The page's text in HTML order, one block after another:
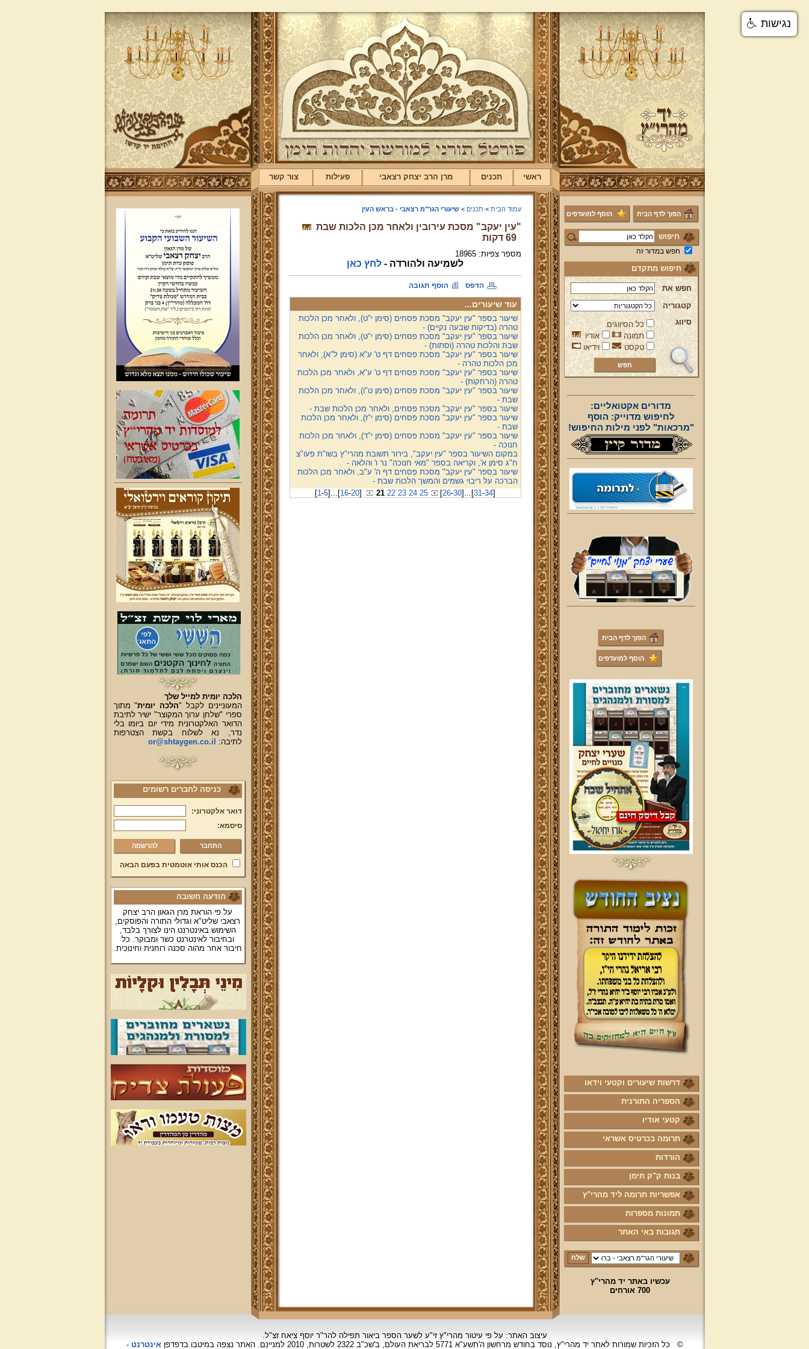
ראשי תכנים מרן הרב יצחק רצאבי פעילות צור קשר
הפוך לדף הבית הוסף למועדפים
חיפוש
חפש במדור זה
חיפוש מתקדם
חפש את
קטגוריה
סיווג
כל הסיווגים
תמונה
אודיו
טקסט
וידיאו
מדורים אקטואליים:
לחיפוש מדוייק: הוסף
"מרכאות" לפני מילות החיפוש!
הפוך לדף הבית
הוסף למועדפים
דרשות שיעורים וקטעי וידאו
הספריה התורנית
קטעי אודיו
תרומה בכרטיס אשראי
הורדות
בנות ק"ק תימן
אפשריות תרומה ליד מהרי"ץ
תמונות מספרות
תגובות באי האתר
עכשיו באתר יד מהרי"ץ
700 אורחים
עמוד הבית > תכנים >שיעורי הגר"מ רצאבי - בראש העין
"עין יעקב" מסכת עירובין ולאחר מכן הלכות שבת
69 דקות
מספר צפיות: 18965
לשמיעה ולהורדה - לחץ כאן
הדפס הוסף תגובה
עוד שיעורים...
שיעור בספר "עין יעקב" מסכת פסחים (סימן י"ט), ולאחר מכן הלכות
טהרה (בדיקות שבעה נקיים) -
שיעור בספר "עין יעקב" מסכת פסחים (סימן י"ט), ולאחר מכן הלכות
שבת והלכות טהרה (וסתות) -
שיעור בספר "עין יעקב" מסכת פסחים דף ט' ע"א (סימן ל"א), ולאחר
מכן הלכות טהרה -
שיעור בספר "עין יעקב" מסכת פסחים דף ט' ע"א, ולאחר מכן הלכות
טהרה (הרחקות) -
שיעור בספר "עין יעקב" מסכת פסחים (סימן ט"ו), ולאחר מכן הלכות
שבת -
שיעור בספר "עין יעקב" מסכת פסחים, ולאחר מכן הלכות שבת -
שיעור בספר "עין יעקב" מסכת פסחים (סימן י"ז), ולאחר מכן הלכות
שבת -
שיעור בספר "עין יעקב" מסכת פסחים (סימן י"ד), ולאחר מכן הלכות
חנוכה -
במקום השיעור בספר "עין יעקב", בירור תשובת מהרי"ץ בשו"ת פעו"צ
ח"ג סימן א', וקריאה בספר "מאי חנוכה" נר ו' והלאה -
שיעור בספר "עין יעקב" מסכת פסחים דף ה' ע"ב, ולאחר מכן הלכות
הברכה על ריבוי גשמים והמשך הלכות שבת -
[1-5] ... [16-20] 21 22 23 24 25 [26-30] ... [31-34]
הלכה יומית למייל שלך
המעוניינים לקבל "הלכה יומית" מתוך
ספרי "שלחן ערוך המקוצר" ישיר לתיבת
הדואר האלקטרונית מידי יום ביומו בלי
נדר, נא לשלוח בקשת הצטרפות
לתיבה:
or@shtaygen.co.il
כניסה לחברים רשומים
דואר אלקטרוני:
סיסמא:
להרשמה
הכנס אותי אוטמטית בפעם הבאה
הודעה חשובה
על פי הוראת מרן הגאון הרב יצחק
רצאבי שליט"א וגדולי התורה והפוסקים,
השימוש באינטרנט הינו לצורך בלבד,
ובחיבור לאינטרנט כשר ומבוקר. כל
חיבור אחר מהוה סכנה רוחנית וחינוכית.
עיצוב האתר: על פי עיטור מהרי"ץ זי"ע לשער הספר ביאור תפילה להר"ר יוסף ציאח זצ"ל.
©
כל הזכיות שמורות לאתר יד מהרי"ץ, נוסד בחודש מרחשוןה'תשע"א 5771 לבריאת העולם, ב'שכ"ב 2322 לשטרות, 2010 למניינם. האתר נצפהבמיטבו בדפדפןאינטרנט -
נגישות